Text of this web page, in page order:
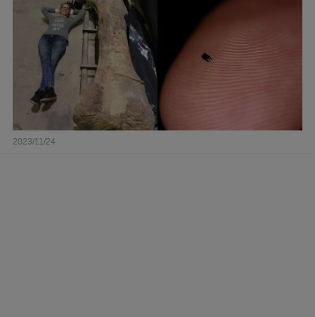
2023/11/24